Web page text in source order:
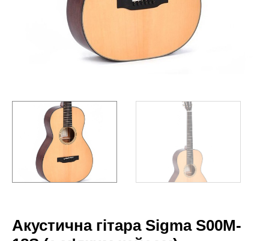
Акустична гітара Sigma S00M-